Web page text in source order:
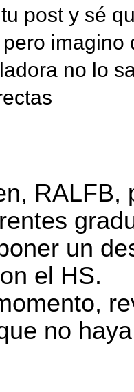
post y sé
imagino
no lo
RALFB,
un
el HS.
no